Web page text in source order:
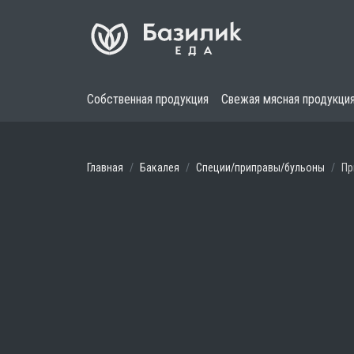
Собственная продукция Свежая мясная продукция
Главная Бакалея Специи/приправы/бульоны